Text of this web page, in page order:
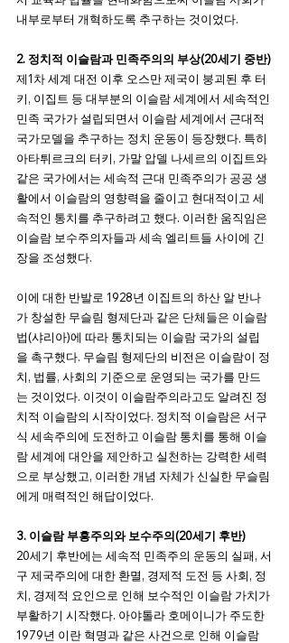
내부로부터 개혁하도록 추구하는 것이었다.
2. 정치적 ​​이슬람과 민족주의의 부상(20세기 중반)
제1차 세계 대전 이후 오스만 제국이 붕괴된 후 터
키, 이집트 등 대부분의 이슬람 세계에서 세속적인
민족 국가가 설립되면서 이슬람 세계에서 근대적
국가모델을 추구하는 정치 운동이 등장했다. 특히
아타튀르크의 터키, 가말 압델 나세르의 이집트와
같은 국가에서는 세속적 근대 민족주의가 공공 생
활에서 이슬람의 영향력을 줄이고 현대적이고 세
속적인 통치를 추구하려고 했다. 이러한 움직임은
이슬람 보수주의자들과 세속 엘리트들 사이에 긴
장을 조성했다.
이에 대한 반발로 1928년 이집트의 하산 알 반나
가 창설한 무슬림 형제단과 같은 단체들은 이슬람
법(샤리아)에 따라 통치되는 이슬람 국가의 설립
을 촉구했다. 무슬림 형제단의 비전은 이슬람이 정
치, 법률, 사회의 기준으로 운영되는 국가를 만드
는 것이었다. 이것이 이슬람주의라고도 알려진 정
치적 ​​이슬람의 시작이었다. 정치적 이슬람은 서구
식 세속주의에 도전하고 이슬람 통치를 통해 이슬
람 세계에 대안을 제안하고 실천하는 강력한 세력
으로 부상했고, 이러한 개념 자체가 신실한 무슬림
에게 매력적인 해답이었다.
3. 이슬람 부흥주의와 보수주의(20세기 후반)
20세기 후반에는 세속적 민족주의 운동의 실패, 서
구 제국주의에 ​​대한 환멸, 경제적 도전 등 사회, 정
치, 경제적 요인으로 인해 보수적인 이슬람 가치가
부활하기 시작했다. 아야톨라 호메이니가 주도한
1979년 이란 혁명과 같은 사건으로 인해 이슬람